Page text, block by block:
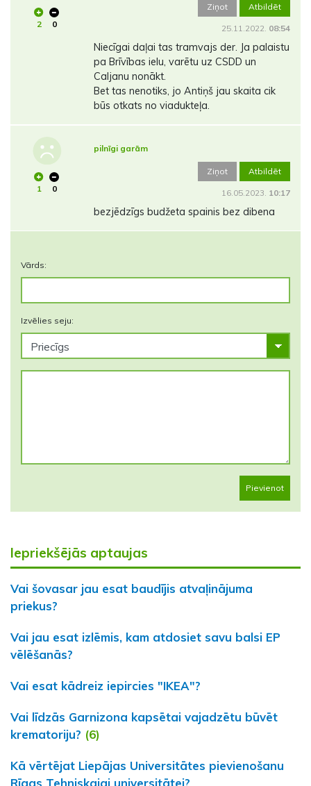
2 0
Ziņot Atbildēt
25.11.2022. 08:54
Niecīgai daļai tas tramvajs der. Ja palaistu
pa Brīvības ielu, varētu uz CSDD un
Caljanu nonākt.
Bet tas nenotiks, jo Antiņš jau skaita cik
būs otkats no viadukteļa.
1 0
pilnīgi garām
Ziņot Atbildēt
16.05.2023. 10:17
bezjēdzīgs budžeta spainis bez dibena
Vārds:
Izvēlies seju:
Pievienot
Iepriekšējās aptaujas
Vai šovasar jau esat baudījis atvaļinājuma
priekus?
Vai jau esat izlēmis, kam atdosiet savu balsi EP
vēlēšanās?
Vai esat kādreiz iepircies "IKEA"?
Vai līdzās Garnizona kapsētai vajadzētu būvēt
krematoriju? (6)
Kā vērtējat Liepājas Universitātes pievienošanu
Rīgas Tehniskajai universitātei?